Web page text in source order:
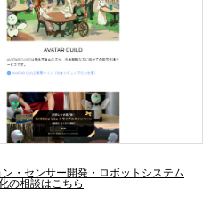
・センサー開発・ロボットシステム
の相談はこちら